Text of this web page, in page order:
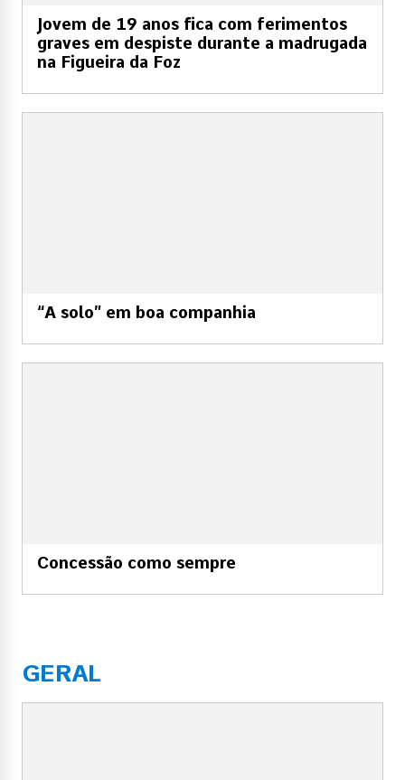
Jovem de 19 anos fica com ferimentos
graves em despiste durante a madrugada
na Figueira da Foz
“A solo” em boa companhia
Concessão como sempre
GERAL